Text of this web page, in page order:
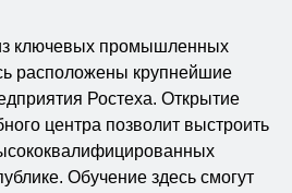
ключевых промышленных
расположены крупнейшие
Ростеха. Открытие
центра позволит выстроить
Обучение здесь смогут